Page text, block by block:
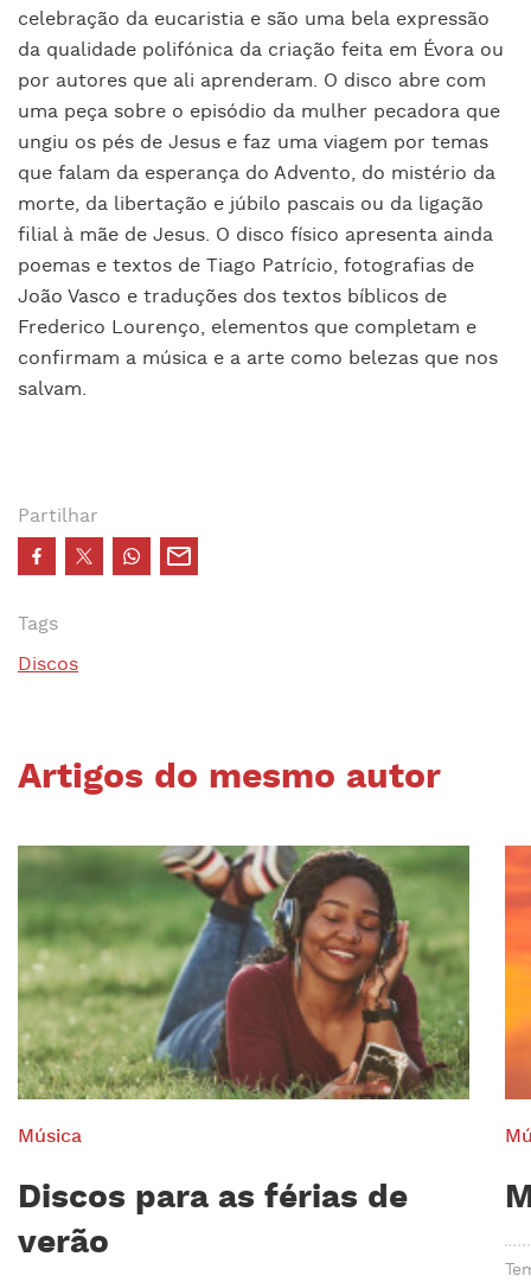
celebração da eucaristia e são uma bela expressão
da qualidade polifónica da criação feita em Évora ou
por autores que ali aprenderam. O disco abre com
uma peça sobre o episódio da mulher pecadora que
ungiu os pés de Jesus e faz uma viagem por temas
que falam da esperança do Advento, do mistério da
morte, da libertação e júbilo pascais ou da ligação
filial à mãe de Jesus. O disco físico apresenta ainda
poemas e textos de Tiago Patrício, fotografias de
João Vasco e traduções dos textos bíblicos de
Frederico Lourenço, elementos que completam e
confirmam a música e a arte como belezas que nos
salvam.
Partilhar
Tags
Discos
Artigos do mesmo autor
Música
Discos para as férias de
verão